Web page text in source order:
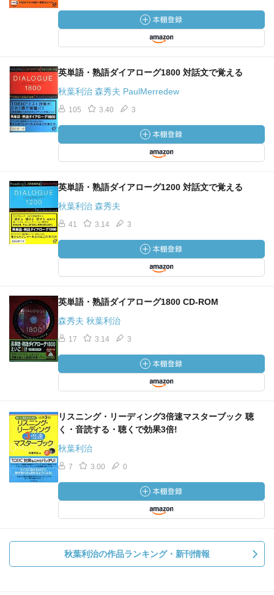
英単語・熟語ダイアローグ1800 対話文で覚える
秋葉利治 森秀夫 PaulMerredew
105 3.40 3
英単語・熟語ダイアローグ1200 対話文で覚える
秋葉利治 森秀夫
41 3.14 3
英単語・熟語ダイアローグ1800 CD-ROM
森秀夫 秋葉利治
17 3.14 3
リスニング・リーディング3倍速マスターブック 聴
く・音読する・聴くで効果3倍!
秋葉利治
7 3.00 0
秋葉利治の作品ランキング・新刊情報